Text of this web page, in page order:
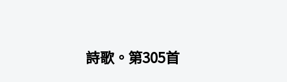
詩歌。第305首